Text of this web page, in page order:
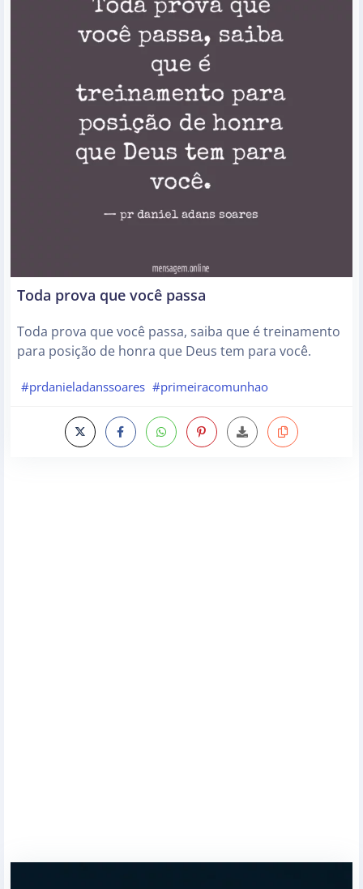
Toda prova que você passa
Toda prova que você passa, saiba que é treinamento
para posição de honra que Deus tem para você.
#prdanieladanssoares #primeiracomunhao